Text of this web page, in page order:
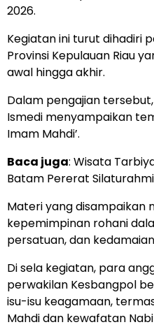
2026.
Kegiatan ini turut dihadiri
Provinsi Kepulauan Riau
awal hingga akhir.
Dalam pengajian
Ismedi menyampaikan
Imam Mahdi’.
Baca juga: Wisata
Batam Pererat Silaturahmi
Materi yang disampaikan
kepemimpinan rohani
persatuan, dan
Di sela kegiatan, para
perwakilan Kesbangpol
isu-isu keagamaan,
Mahdi dan kewafatan Nabi